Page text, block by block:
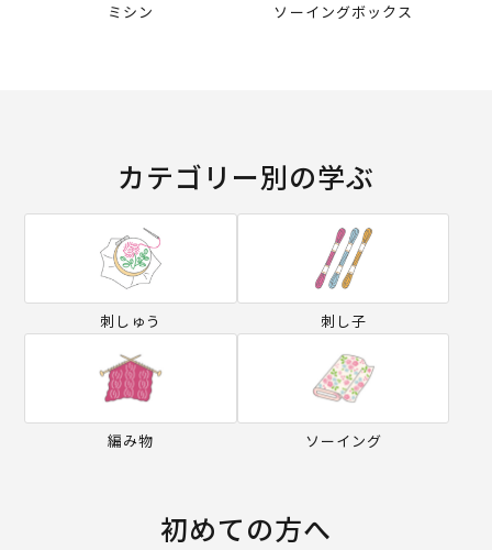
ミシン ソーイングボックス
カテゴリー別の学ぶ
刺しゅう 刺し子
編み物 ソーイング
初めての方へ